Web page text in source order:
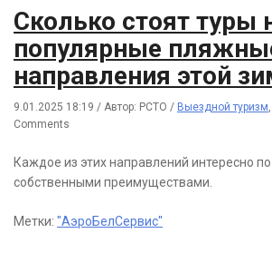
Сколько стоят туры
популярные
направления этой
9.01.2025 18:19 / Автор: РСТО / Выездной туризм,
Comments
Каждое из этих направлений интересно
собственными преимуществами.
Метки: "АэроБелСервис"